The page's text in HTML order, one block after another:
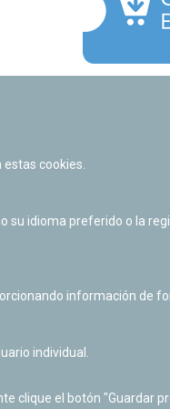
Derecho de
cookies.
su idioma preferido o la
información de
individual.
clique el botón "Guardar